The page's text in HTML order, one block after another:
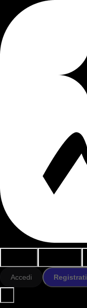
Accedi Registrati